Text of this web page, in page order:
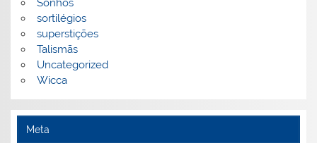
Sonhos
sortilégios
superstições
Talismãs
Uncategorized
Wicca
Meta